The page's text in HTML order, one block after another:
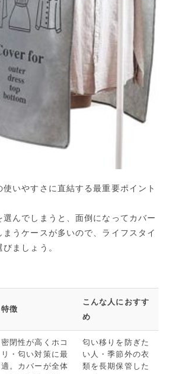
いやすさに直結する最重要ポイント
んでしまうと、面倒になってカバー
うケースが多いので、ライフスタイ
ましょう。
特徴
こんな人におすす
め
密閉性が高くホコ
リ・匂い対策に最
適。カバーが全体
匂い移りを防ぎた
い人・季節外の衣
類を長期保管した